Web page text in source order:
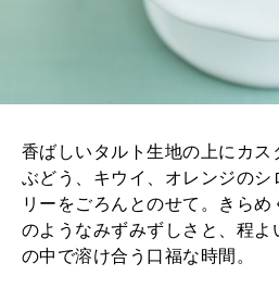
香ばしいタルト生地の上にカス
ぶどう、キウイ、オレンジのシ
リーをごろんとのせて。きらめ
のようなみずみずしさと、程よ
の中で溶け合う口福な時間。